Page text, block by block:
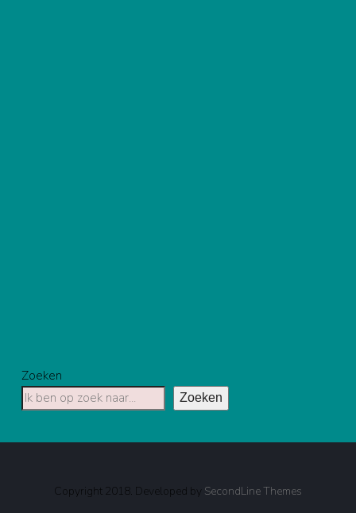
Zoeken
Zoeken
Copyright 2018. Developed by SecondLine Themes